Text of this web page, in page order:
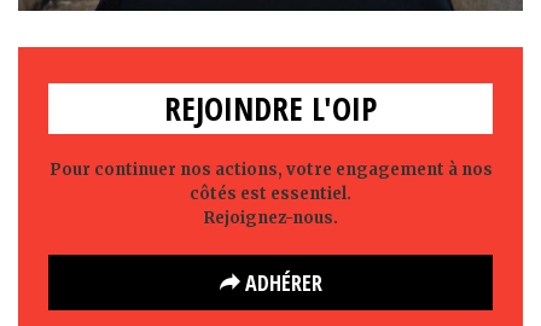
REJOINDRE L'OIP
Pour continuer nos actions, votre engagement à nos
côtés est essentiel.
Rejoignez-nous.
ADHÉRER